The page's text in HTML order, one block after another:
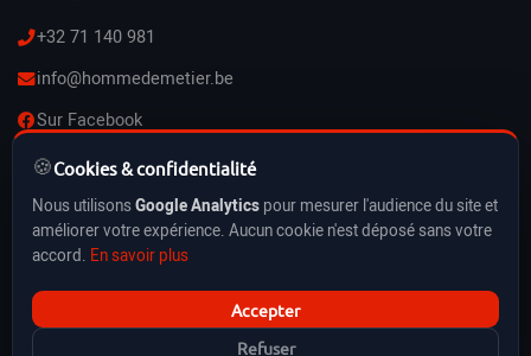
🍪Cookies & confidentialité
Nous utilisonsGoogle Analytics pour mesurer l'audience du site et
améliorer votre expérience. Aucun cookie n'est déposé sans votre
accord. En savoir plus
Accepter
Refuser
+32 71 140 981
info@hommedemetier.be
Sur Facebook
Lun–Ven : 8h–21h
Vacances & jours fériés inclus
HommeDeMetier.be © 2026 — BE0778316221